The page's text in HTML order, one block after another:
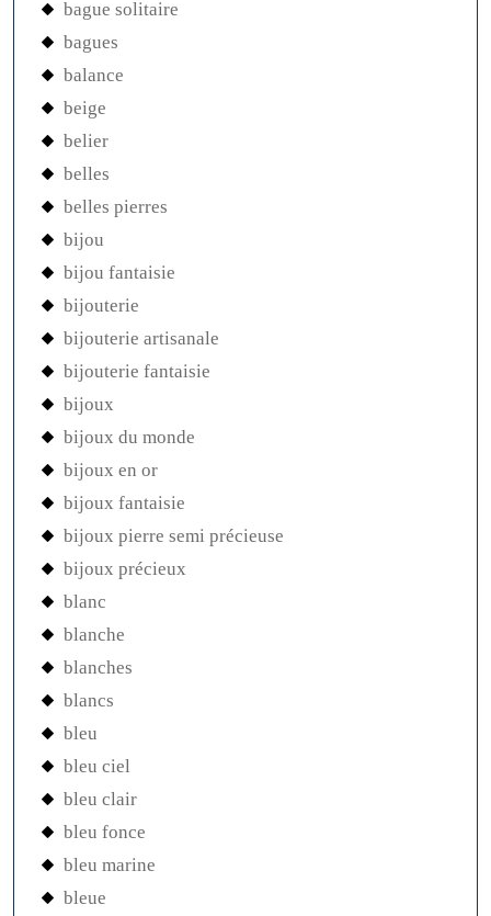
bague solitaire
bagues
balance
beige
belier
belles
belles pierres
bijou
bijou fantaisie
bijouterie
bijouterie artisanale
bijouterie fantaisie
bijoux
bijoux du monde
bijoux en or
bijoux fantaisie
bijoux pierre semi précieuse
bijoux précieux
blanc
blanche
blanches
blancs
bleu
bleu ciel
bleu clair
bleu fonce
bleu marine
bleue